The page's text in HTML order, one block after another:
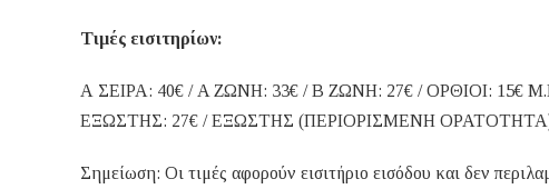
Τιμές εισιτηρίων:
Α ΣΕΙΡΑ: 40€ / A ΖΩΝΗ: 33€ / Β ZΩΝΗ: 27€ / ΟΡΘΙΟΙ: 15€
ΕΞΩΣΤΗΣ: 27€ / ΕΞΩΣΤΗΣ (ΠΕΡΙΟΡΙΣΜΕΝΗ
Σημείωση: Οι τιμές αφορούν εισιτήριο εισόδου και δεν